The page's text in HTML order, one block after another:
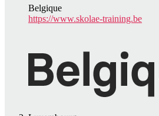
Belgique
https://www.skolae-training.be